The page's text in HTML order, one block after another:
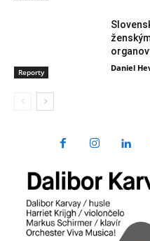
Reporty Daniel